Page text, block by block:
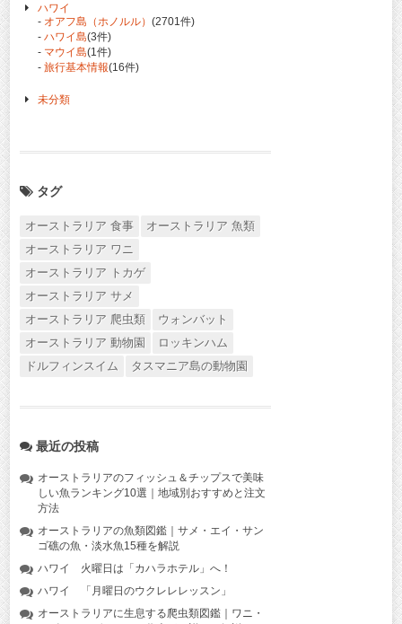
ハワイ
- オアフ島（ホノルル） (2701件)
- ハワイ島(3件)
- マウイ島(1件)
- 旅行基本情報(16件)
未分類
タグ
オーストラリア 食事
オーストラリア 魚類
オーストラリア ワニ
オーストラリア トカゲ
オーストラリア サメ
オーストラリア 爬虫類
ウォンバット
オーストラリア 動物園
ロッキンハム
ドルフィンスイム
タスマニア島の動物園
最近の投稿
オーストラリアのフィッシュ＆チップスで美味
しい魚ランキング10選｜地域別おすすめと注文
方法
オーストラリアの魚類図鑑｜サメ・エイ・サン
ゴ礁の魚・淡水魚15種を解説
ハワイ 火曜日は「カハラホテル」へ！
ハワイ 「月曜日のウクレレレッスン」
オーストラリアに生息する爬虫類図鑑｜ワニ・